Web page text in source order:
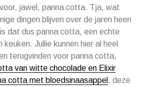
jawel, panna cotta. Tja, wat
dingen blijven over de jaren heen
dat dus panna cotta, een echte
keuken. Jullie kunnen hier al heel
terugvinden voor panna cotta,
van witte chocolade en Elixir
cotta met bloedsinaasappel , deze